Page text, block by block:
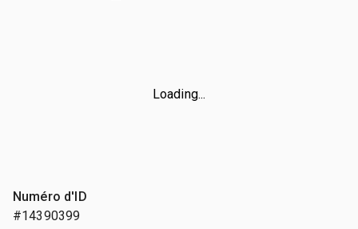
Loading...
Numéro d'ID
#14390399